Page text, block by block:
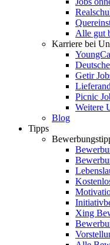
Alle gut
Karriere bei
Getir
Picnic
Weitere
Blog
Tipps
Xing